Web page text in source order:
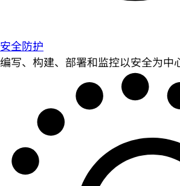
安全防护
编写、构建、部署和监控以安全为中